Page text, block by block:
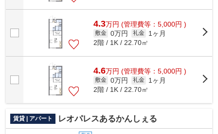
4.3万円 (管理費等：5,000円 )
敷金 0万円 礼金
1ヶ月
2階 / 1K / 22.70㎡
4.6万円 (管理費等：5,000円 )
敷金 0万円 礼金
1ヶ月
2階 / 1K / 22.70㎡
賃貸 | アパート レオパレスあるかんしぇる